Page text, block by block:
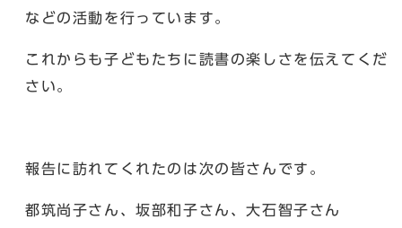
などの活動を行っています。
これからも子どもたちに読書の楽しさを伝えてくだ
さい。
報告に訪れてくれたのは次の皆さんです。
都筑尚子さん、坂部和子さん、大石智子さん